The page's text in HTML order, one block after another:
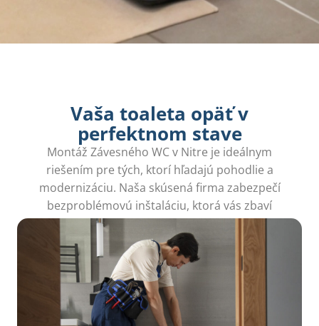
Vaša toaleta opäť v
perfektnom stave
Montáž Závesného WC v Nitre je ideálnym
riešením pre tých, ktorí hľadajú pohodlie a
modernizáciu. Naša skúsená firma zabezpečí
bezproblémovú inštaláciu, ktorá vás zbaví
všetkých starostí.